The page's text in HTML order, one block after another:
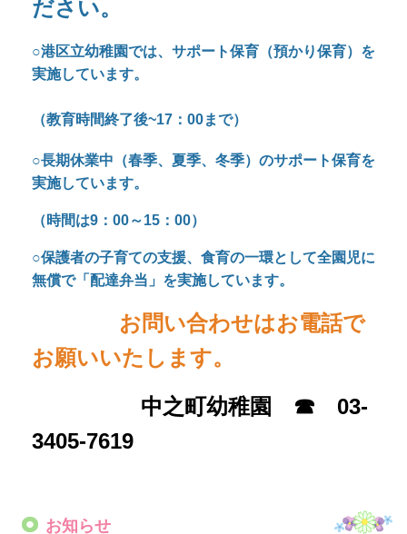
○保護者の子育ての支援、食育の一環として全園児に
お問い合わせはお電話で
お願いいたします。
中之町幼稚園 ☎ 03-
3405-7619
お知らせ
「とうきょうすくわくプログラム」活動報告
「とうきょうすくわくプログラム」とは、全ての乳
探求心（わくわく）」を応援する幼保共通のプログ
ラムで、乳幼児の豊かな心の育ちをサポートするた